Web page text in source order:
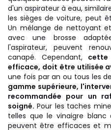
d'un aspirateur à eau,
les sièges de voiture, peut
Un mélange de nettoyant
avec une brosse
l'aspirateur, peuvent
canapé. Cependant, cette
efficace, doit être utilisée
une fois par an ou tous les
gamme supérieure,
recommandée pour un
soigné. Pour les taches
telles que le vinaigre
peuvent être efficaces et